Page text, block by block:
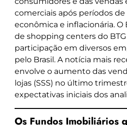
comerciais após períodos
econômica e inflacionária. O
de shopping centers do
participação em diversos
pelo Brasil. A notícia mais
envolve o aumento das
lojas (SSS) no último
expectativas iniciais dos
Os Fundos Imobiliários